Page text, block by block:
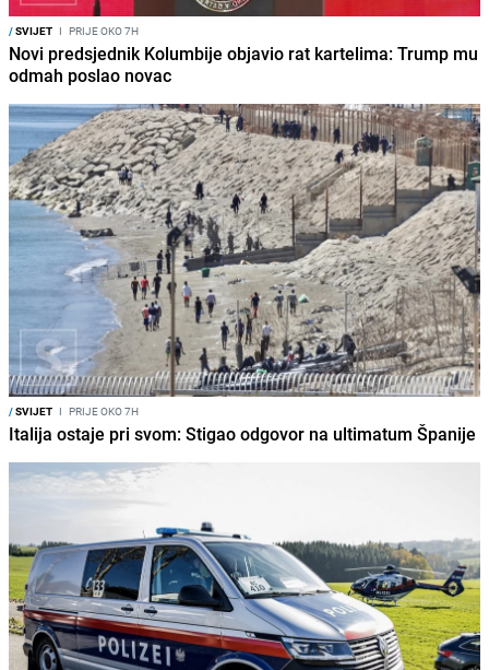
/SVIJET I PRIJE OKO 7H
Novi predsjednik Kolumbije objavio rat kartelima: Trump mu
odmah poslao novac
/SVIJET I PRIJE OKO 7H
Italija ostaje pri svom: Stigao odgovor na ultimatum Španije